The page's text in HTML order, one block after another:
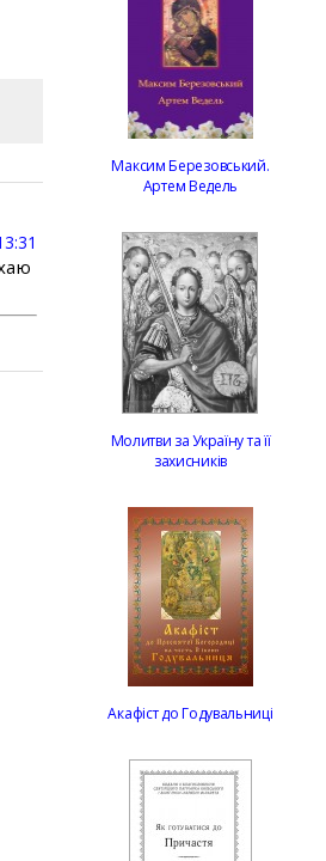
Максим Березовський.
Артем Ведель
Молитви за Україну та її
захисників
Акафіст до Годувальниці